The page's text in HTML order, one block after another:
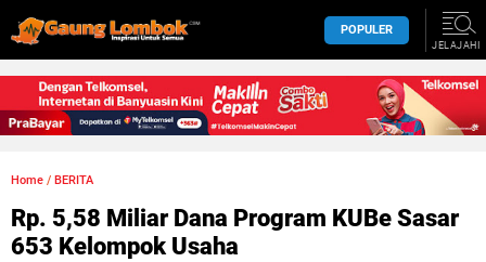
POPULER
JELAJAHI
Home / BERITA
Rp. 5,58 Miliar Dana Program KUBe Sasar
653 Kelompok Usaha